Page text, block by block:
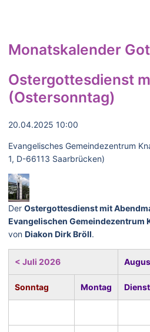
Monatskalender
Ostergottesdienst
(Ostersonntag)
20.04.2025 10:00
Evangelisches Gemeindezentrum
1, D-66113 Saarbrücken)
Der Ostergottesdienst mit
Evangelischen Gemeindezentrum
von Diakon Dirk Bröll.
< Juli 2026
Sonntag Montag